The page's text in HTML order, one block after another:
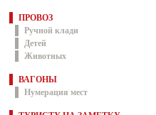
ПРОВОЗ
Ручной клади
Детей
Животных
ВАГОНЫ
Нумерация мест